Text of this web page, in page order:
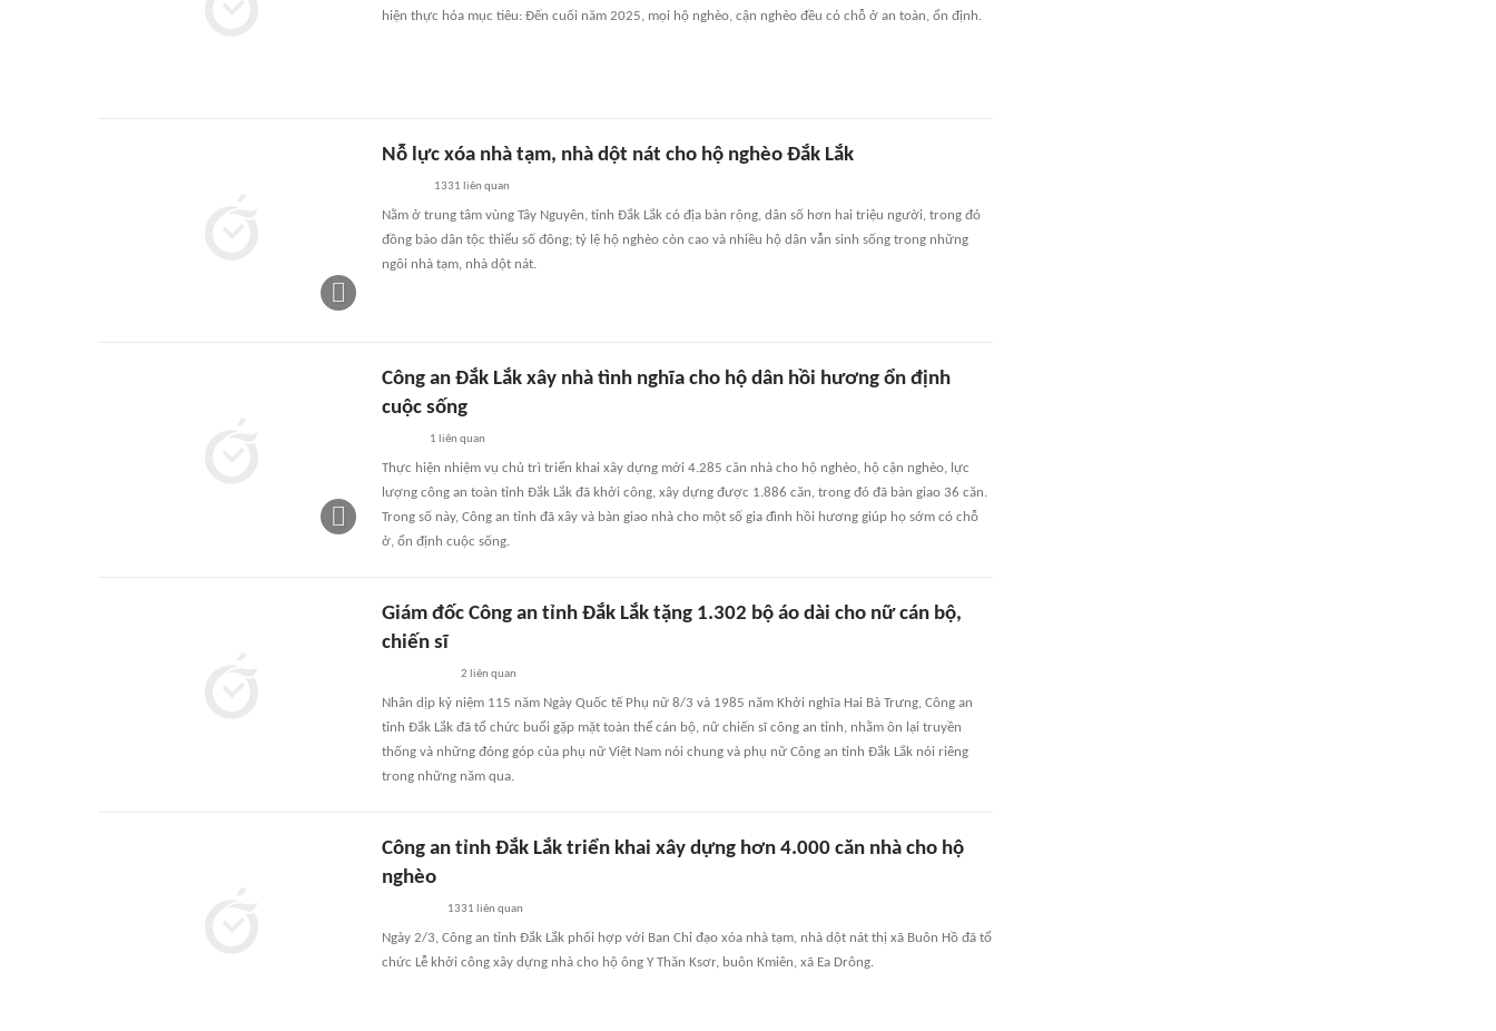
hiện thực hóa mục tiêu: Đến cuối năm 2025, mọi hộ nghèo, cận nghèo đều có chỗ ở an toàn, ổn định.
Nỗ lực xóa nhà tạm, nhà dột nát cho hộ nghèo Đắk Lắk
1331 liên quan
Nằm ở trung tâm vùng Tây Nguyên, tỉnh Đắk Lắk có địa bàn rộng, dân số hơn hai triệu người, trong đó
đồng bào dân tộc thiểu số đông; tỷ lệ hộ nghèo còn cao và nhiều hộ dân vẫn sinh sống trong những
ngôi nhà tạm, nhà dột nát.
Công an Đắk Lắk xây nhà tình nghĩa cho hộ dân hồi hương ổn định
cuộc sống
1 liên quan
Thực hiện nhiệm vụ chủ trì triển khai xây dựng mới 4.285 căn nhà cho hộ nghèo, hộ cận nghèo, lực
lượng công an toàn tỉnh Đắk Lắk đã khởi công, xây dựng được 1.886 căn, trong đó đã bàn giao 36 căn.
Trong số này, Công an tỉnh đã xây và bàn giao nhà cho một số gia đình hồi hương giúp họ sớm có chỗ
ở, ổn định cuộc sống.
Giám đốc Công an tỉnh Đắk Lắk tặng 1.302 bộ áo dài cho nữ cán bộ,
chiến sĩ
2 liên quan
Nhân dịp kỷ niệm 115 năm Ngày Quốc tế Phụ nữ 8/3 và 1985 năm Khởi nghĩa Hai Bà Trưng, Công an
tỉnh Đắk Lắk đã tổ chức buổi gặp mặt toàn thể cán bộ, nữ chiến sĩ công an tỉnh, nhằm ôn lại truyền
thống và những đóng góp của phụ nữ Việt Nam nói chung và phụ nữ Công an tỉnh Đắk Lắk nói riêng
trong những năm qua.
Công an tỉnh Đắk Lắk triển khai xây dựng hơn 4.000 căn nhà cho hộ
nghèo
1331 liên quan
Ngày 2/3, Công an tỉnh Đắk Lắk phối hợp với Ban Chỉ đạo xóa nhà tạm, nhà dột nát thị xã Buôn Hồ đã tổ
chức Lễ khởi công xây dựng nhà cho hộ ông Y Thăn Ksơr, buôn Kmiên, xã Ea Drông.